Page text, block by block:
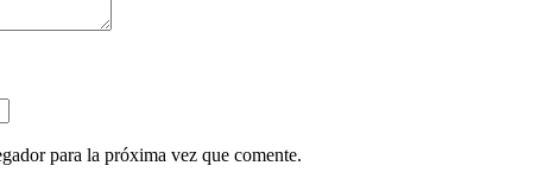
para la próxima vez que comente.